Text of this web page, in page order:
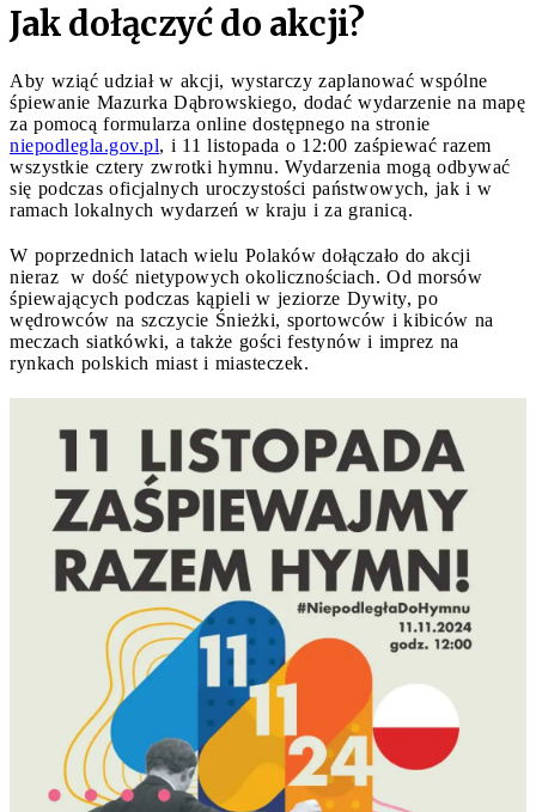
Jak dołączyć do akcji?
Aby wziąć udział w akcji, wystarczy zaplanować wspólne
śpiewanie Mazurka Dąbrowskiego, dodać wydarzenie na mapę
za pomocą formularza online dostępnego na stronie
niepodlegla.gov.pl, i 11 listopada o 12:00 zaśpiewać razem
wszystkie cztery zwrotki hymnu. Wydarzenia mogą odbywać
się podczas oficjalnych uroczystości państwowych, jak i w
ramach lokalnych wydarzeń w kraju i za granicą.
W poprzednich latach wielu Polaków dołączało do akcji
nieraz w dość nietypowych okolicznościach. Od morsów
śpiewających podczas kąpieli w jeziorze Dywity, po
wędrowców na szczycie Śnieżki, sportowców i kibiców na
meczach siatkówki, a także gości festynów i imprez na
rynkach polskich miast i miasteczek.